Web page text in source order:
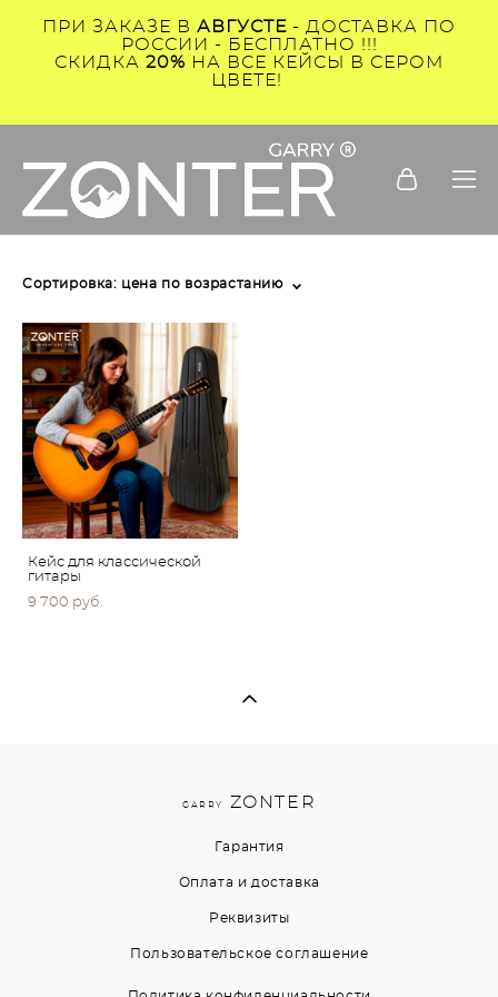
ПРИ ЗАКАЗЕ В АВГУСТЕ - ДОСТАВКА ПО
РОССИИ - БЕСПЛАТНО !!!
СКИДКА 20% НА ВСЕ КЕЙСЫ В СЕРОМ
ЦВЕТЕ!
Сортировка: цена по возрастанию
Кейс для классической
гитары
9 700 pуб.
GARRY ZONTER
Гарантия
Оплата и доставка
Реквизиты
Пользовательское соглашение